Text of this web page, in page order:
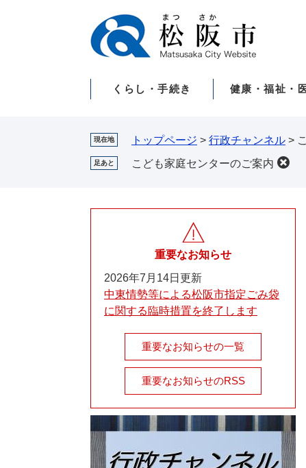
くらし・手続き 健康・福祉・
現在地 トップページ > 行政チャンネル >
足あと こども家庭センターのご案内
重要なお知らせ
2026年7月14日更新
中東情勢等による松阪市指定ごみ袋
に関する臨時措置を終了します
重要なお知らせの一覧
重要なお知らせのRSS